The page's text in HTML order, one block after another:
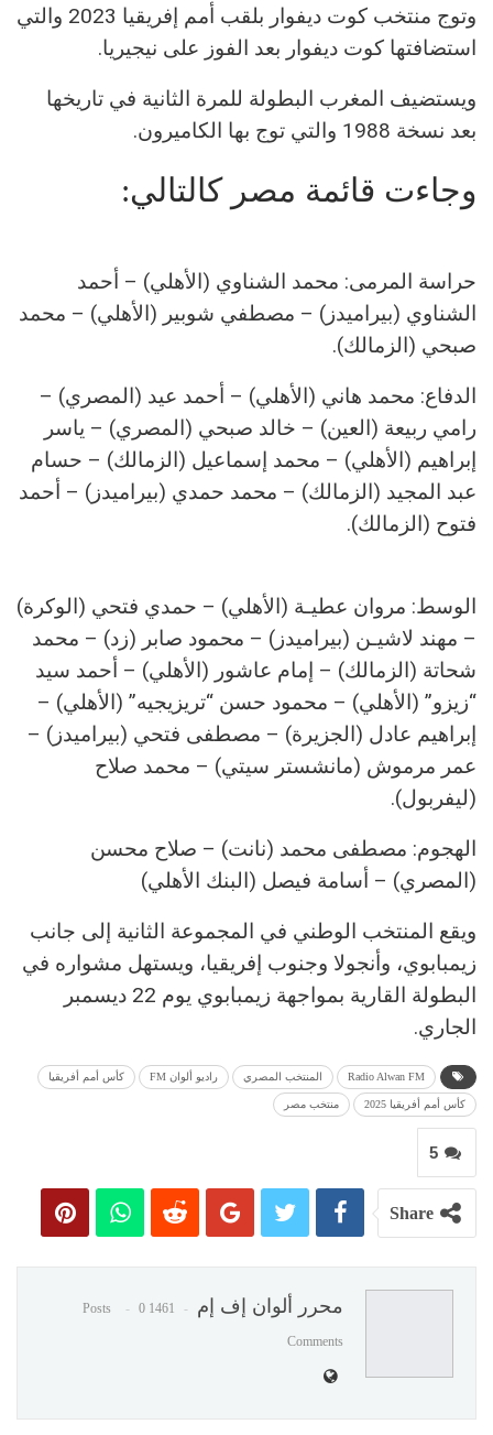
وتوج منتخب كوت ديفوار بلقب أمم إفريقيا 2023 والتي
استضافتها كوت ديفوار بعد الفوز على نيجيريا.
ويستضيف المغرب البطولة للمرة الثانية في تاريخها
بعد نسخة 1988 والتي توج بها الكاميرون.
وجاءت قائمة مصر كالتالي:
حراسة المرمى: محمد الشناوي (الأهلي) – أحمد
الشناوي (بيراميدز) – مصطفي شوبير (الأهلي) – محمد
صبحي (الزمالك).
الدفاع: محمد هاني (الأهلي) – أحمد عيد (المصري) –
رامي ربيعة (العين) – خالد صبحي (المصري) – ياسر
إبراهيم (الأهلي) – محمد إسماعيل (الزمالك) – حسام
عبد المجيد (الزمالك) – محمد حمدي (بيراميدز) – أحمد
فتوح (الزمالك).
الوسط: مروان عطيـة (الأهلي) – حمدي فتحي (الوكرة)
– مهند لاشيـن (بيراميدز) – محمود صابر (زد) – محمد
شحاتة (الزمالك) – إمام عاشور (الأهلي) – أحمد سيد
“زيزو” (الأهلي) – محمود حسن “تريزيجيه” (الأهلي) –
إبراهيم عادل (الجزيرة) – مصطفى فتحي (بيراميدز) –
عمر مرموش (مانشستر سيتي) – محمد صلاح
(ليفربول).
الهجوم: مصطفى محمد (نانت) – صلاح محسن
(المصري) – أسامة فيصل (البنك الأهلي)
ويقع المنتخب الوطني في المجموعة الثانية إلى جانب
زيمبابوي، وأنجولا وجنوب إفريقيا، ويستهل مشواره في
البطولة القارية بمواجهة زيمبابوي يوم 22 ديسمبر
الجاري.
Radio Alwan FM المنتخب المصري راديو ألوان FM كأس أمم أفريقيا
كأس أمم أفريقيا 2025 منتخب مصر
5
Share
محرر ألوان إف إم 1461 Posts
0
Comments